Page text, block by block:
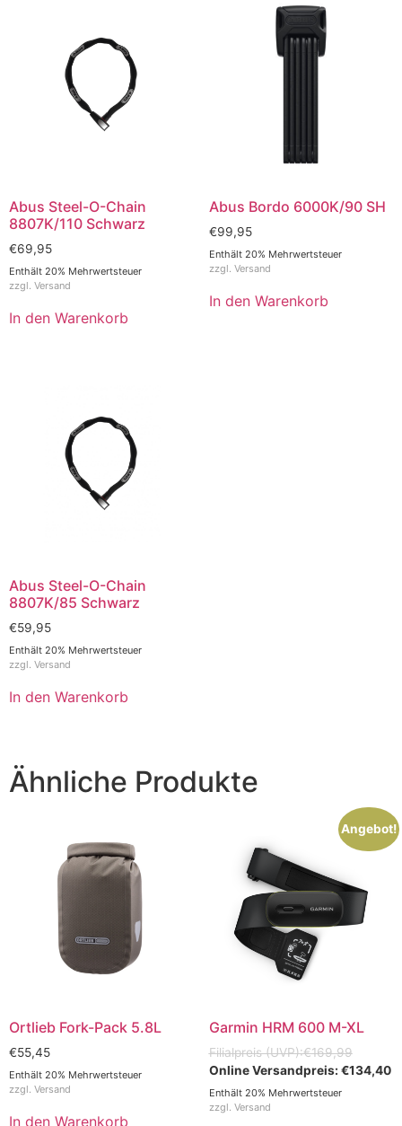
Abus Steel-O-Chain
8807K/110 Schwarz
€69,95
Enthält 20% Mehrwertsteuer
zzgl. Versand
In den Warenkorb
Abus Bordo 6000K/90 SH
€99,95
Enthält 20% Mehrwertsteuer
zzgl. Versand
In den Warenkorb
Abus Steel-O-Chain
8807K/85 Schwarz
€59,95
Enthält 20% Mehrwertsteuer
zzgl. Versand
In den Warenkorb
Ähnliche Produkte
Ortlieb Fork-Pack 5.8L
€55,45
Enthält 20% Mehrwertsteuer
zzgl. Versand
In den Warenkorb
Angebot!
Garmin HRM 600 M-XL
€169,99
€134,40
Enthält 20% Mehrwertsteuer
zzgl. Versand